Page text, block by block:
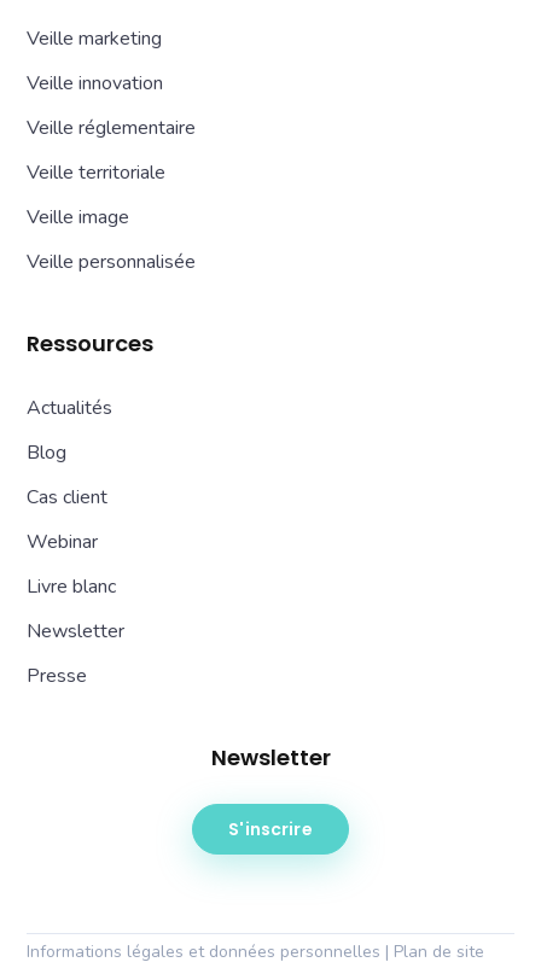
Veille marketing
Veille innovation
Veille réglementaire
Veille territoriale
Veille image
Veille personnalisée
Ressources
Actualités
Blog
Cas client
Webinar
Livre blanc
Newsletter
Presse
Newsletter
S'inscrire
Informations légales et données personnelles | Plan de site